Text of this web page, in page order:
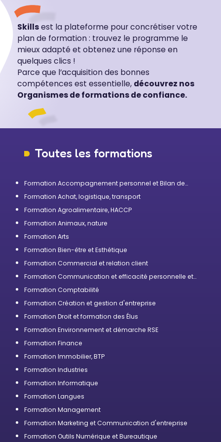
Skillsest la plateforme pour concrétiser votre
plan de formation : trouvez le programme le
mieux adapté et obtenez une réponse en
quelques clics !
Parce que l’acquisition des bonnes
compétences est essentielle, découvrez nos
Organismes de formations de confiance.
Toutes les formations
Formation Accompagnement personnel et Bilan de
Formation Achat, logistique, transport
Formation Agroalimentaire, HACCP
Formation Animaux, nature
Formation Arts
Formation Bien-être et Esthétique
Formation Commercial et relation client
Formation Communication et efficacité personnelle et
Formation Comptabilité
Formation Création et gestion d'entreprise
Formation Droit et formation des Élus
Formation Environnement et démarche RSE
Formation Finance
Formation Immobilier, BTP
Formation Industries
Formation Informatique
Formation Langues
Formation Management
Formation Marketing et Communication d'entreprise
Formation Outils Numérique et Bureautique